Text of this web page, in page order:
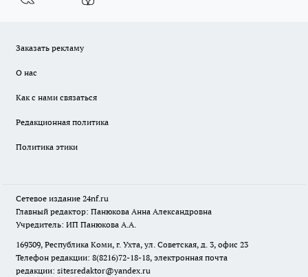
Заказать рекламу
О нас
Как с нами связаться
Редакционная политика
Политика этики
Сетевое издание 24nf.ru
Главный редактор: Панюкова Анна Александровна
Учредитель: ИП Панюкова А.А.
169309, Республика Коми, г. Ухта, ул. Советская, д. 3, офис 23
Телефон редакции: 8(8216)72-18-18, электронная почта
редакции: sitesredaktor@yandex.ru